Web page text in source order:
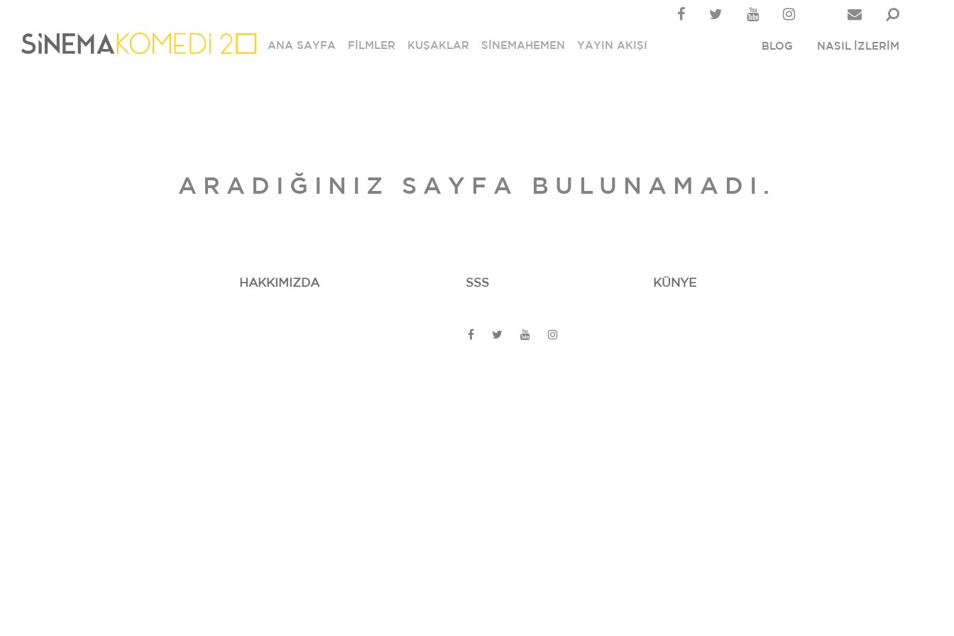
BLOG NASIL İZLERİM
ANA SAYFA FİLMLER KUŞAKLAR SİNEMAHEMEN YAYIN AKIŞI
ARADIĞINIZ SAYFA BULUNAMADI.
HAKKIMIZDA SSS KÜNYE